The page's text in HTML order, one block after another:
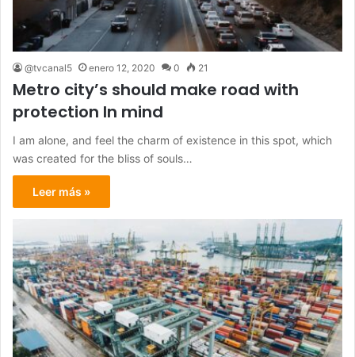
@tvcanal5 enero 12, 2020 0 21
Metro city’s should make road with
protection In mind
I am alone, and feel the charm of existence in this spot, which
was created for the bliss of souls…
Leer más »